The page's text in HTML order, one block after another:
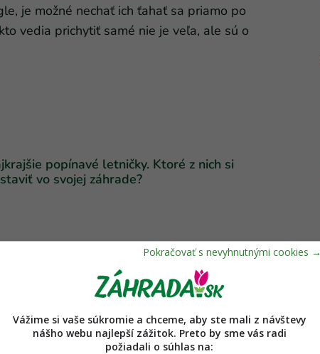
je možné nechať ich ťahať sa priamo po
vedia prichytiť samé nie je veľa, ale sú o
popínavé letničky. Ktoré z nich si
vo svojej záhrade?
Vážime si vaše súkromie a chceme, aby ste mali z návštevy
nášho webu najlepší zážitok. Preto by sme vás radi
požiadali o súhlas na: